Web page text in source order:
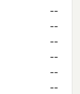
--
--
--
--
--
--